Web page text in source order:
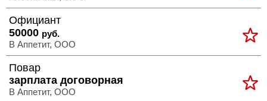
Добавить
вакансию
Полная
Официант
50000 руб.
В Аппетит, ООО
Повар
зарплата договорная
В Аппетит, ООО